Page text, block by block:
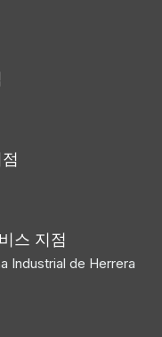
스 지점
Industrial de Herrera